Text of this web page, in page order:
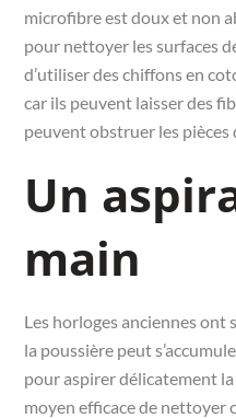
microfibre est doux et non
pour nettoyer les surfaces
d’utiliser des chiffons en
car ils peuvent laisser des
peuvent obstruer les pièces
Un
main
Les horloges anciennes ont
la poussière peut
pour aspirer délicatement
moyen efficace de nettoyer